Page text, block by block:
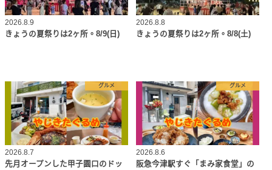
2026.8.9
きょうの夏祭りは2ヶ所。8/9(日)
2026.8.8
きょうの夏祭りは2ヶ所。8/8(土)
グルメ
2026.8.7
先月オープンした甲子園口のドッ
グルメ
2026.8.6
阪急今津駅すぐ「まみ家食堂」の